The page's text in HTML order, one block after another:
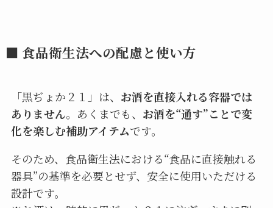
■ 食品衛生法への配慮と使い方
「黒ぢょか２１」は、 お酒を直接入れる容器では
ありません。あくまでも、 お酒を“通す”ことで変
化を楽しむ補助アイテムです。
そのため、食品衛生法における“食品に直接触れる
器具”の基準を必要とせず、安全に使用いただける
設計です。